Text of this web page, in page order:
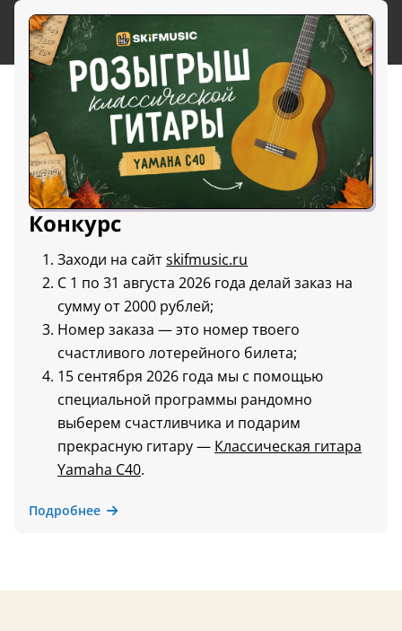
Конкурс
Заходи на сайтskifmusic.ru
С 1 по 31 августа 2026 года делай заказ на
сумму от 2000 рублей;
Номер заказа — это номер твоего
счастливого лотерейного билета;
15 сентября 2026 года мы с помощью
специальной программы рандомно
выберем счастливчика и подарим
прекрасную гитару — Классическая гитара
Yamaha C40.
Подробнее